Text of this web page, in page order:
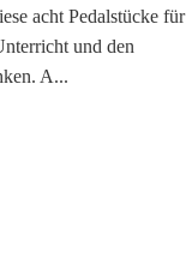
acht Pedalstücke für
und den
A...